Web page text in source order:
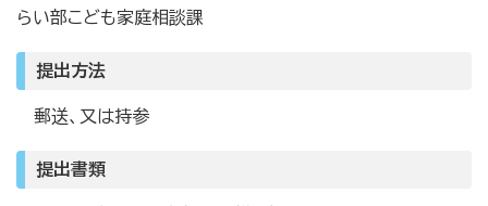
らい部こども家庭相談課
提出方法
郵送、又は持参
提出書類